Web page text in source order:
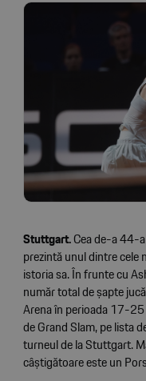
Stuttgart.Cea de-a 44-a
prezintă unul dintre cele
istoria sa. În frunte cu
număr total de șapte
Arena în perioada 17-
de Grand Slam, pe lista
turneul de la Stuttgart.
câștigătoare este un